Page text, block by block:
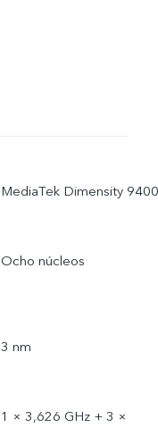
MediaTek Dimensity 9400
Ocho núcleos
3 nm
1 × 3,626 GHz + 3 ×